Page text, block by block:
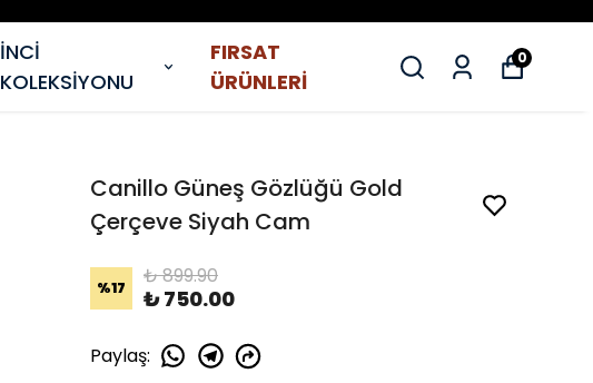
İNCİ
KOLEKSİYONU
FIRSAT
ÜRÜNLERİ
0
Canillo Güneş Gözlüğü Gold
Çerçeve Siyah Cam
%17 ₺ 899.90
₺ 750.00
Paylaş: